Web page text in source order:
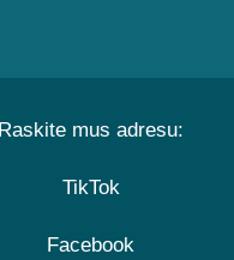
Raskite mus adresu:
TikTok
Facebook